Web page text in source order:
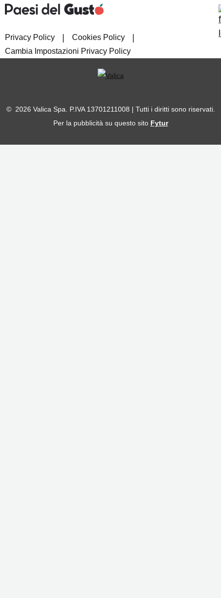
Privacy Policy | Cookies Policy |
Cambia Impostazioni Privacy Policy
© 2026 Valica Spa. P.IVA 13701211008 | Tutti i diritti sono riservati.
Per la pubblicità su questo sito Fytur